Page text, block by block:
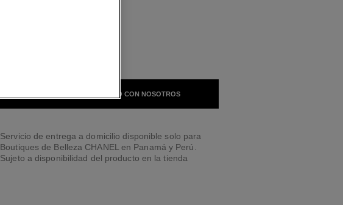
PÓNGASE EN CONTACTO CON NOSOTROS
Servicio de entrega a domicilio disponible solo para
Boutiques de Belleza CHANEL en Panamá y Perú.
Sujeto a disponibilidad del producto en la tienda